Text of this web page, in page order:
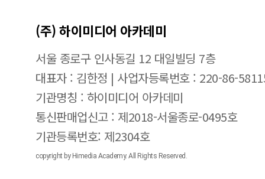
(주) 하이미디어 아카데미
서울 종로구 인사동길 12 대일빌딩 7층
대표자 : 김한정 | 사업자등록번호 : 220-86-
기관명칭 : 하이미디어 아카데미
통신판매업신고 : 제2018-서울종로-0495호
기관등록번호: 제2304호
copyright by Himedia Academy. All Rights Reserved.